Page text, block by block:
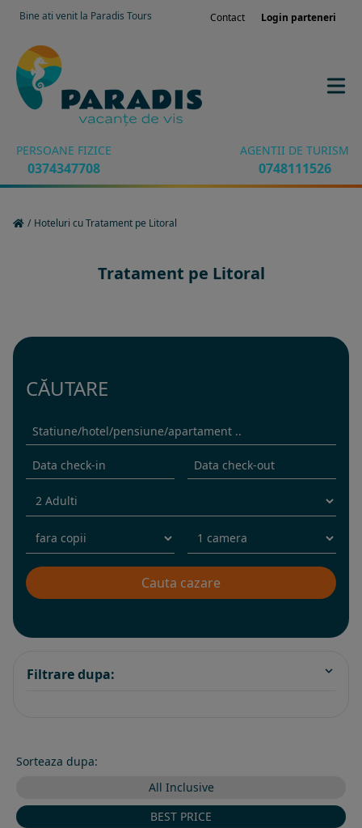
Bine ati venit la Paradis Tours Contact Login parteneri
PERSOANE FIZICE
0374347708
AGENTII DE TURISM
0748111526
/ Hoteluri cu Tratament pe Litoral
Tratament pe Litoral
CĂUTARE
Filtrare dupa:
Sorteaza dupa:
All Inclusive
BEST PRICE